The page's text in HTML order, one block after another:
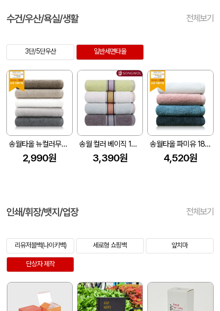
수건/우산/욕실/생활 전체보기
3단/5단우산 일반세면타올
송월타올 뉴컬러무지 150g (30수/40*80cm)
2,990원
송월 컬러 베이직 130g 1p
3,390원
송월타올 파미유 180g (40수/40*80cm)
4,520원
인쇄/휘장/뱃지/업장 전체보기
리유저블백(나이키백) 세로형 쇼핑백 앞치마
단상자 제작